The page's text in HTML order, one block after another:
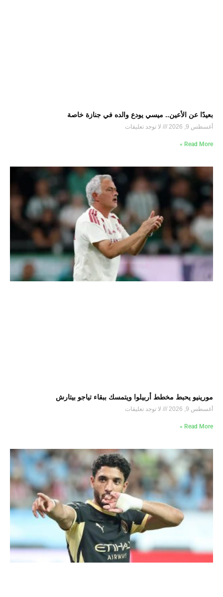
بعيدًا عن الأعين.. ميسي يودع والده في جنازة خاصة
أغسطس 9, 2026 لا توجد تعليقات
Read More »
مورينيو يحبط مخطط أربيلوا ويتمسك ببقاء تياجو بيتارش
أغسطس 9, 2026 لا توجد تعليقات
Read More »